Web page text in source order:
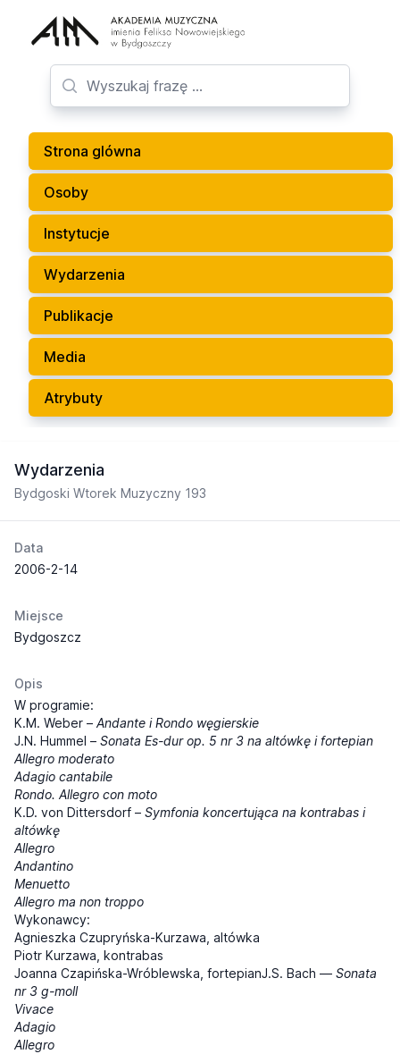
Strona glówna
Osoby
Instytucje
Wydarzenia
Publikacje
Media
Atrybuty
Wydarzenia
Bydgoski Wtorek Muzyczny 193
Data
2006-2-14
Miejsce
Bydgoszcz
Opis
W programie:
K.M. Weber – Andante i Rondo węgierskie
J.N. Hummel – Sonata Es-dur op. 5 nr 3 na altówkę i fortepian
Allegro moderato
Adagio cantabile
Rondo. Allegro con moto
K.D. von Dittersdorf – Symfonia koncertująca na kontrabas i
altówkę
Allegro
Andantino
Menuetto
Allegro ma non troppo
Wykonawcy:
Agnieszka Czupryńska-Kurzawa, altówka
Piotr Kurzawa, kontrabas
Joanna Czapińska-Wróblewska, fortepianJ.S. Bach — Sonata
nr 3 g-moll
Vivace
Adagio
Allegro